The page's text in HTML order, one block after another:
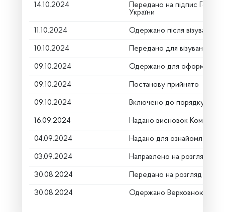
14.10.2024
Передано на підпис Голові
України
11.10.2024 Одержано після візування
10.10.2024 Передано для візування в
09.10.2024 Одержано для оформлення
09.10.2024 Постанову прийнято
09.10.2024 Включено до порядку
16.09.2024 Надано висновок Комітету
04.09.2024 Надано для ознайомлення
03.09.2024 Направлено на розгляд
30.08.2024 Передано на розгляд
30.08.2024 Одержано Верховною